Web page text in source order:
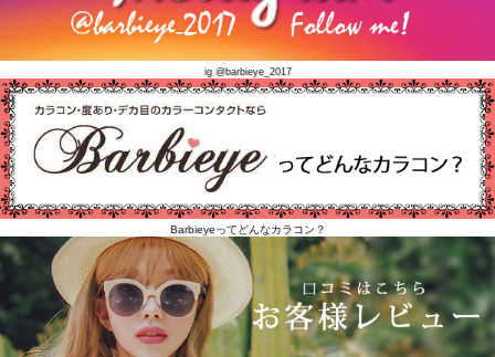
ig @barbieye_2017
Barbieyeってどんなカラコン？